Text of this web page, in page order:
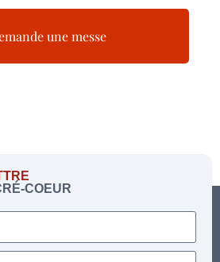
une messe
COEUR